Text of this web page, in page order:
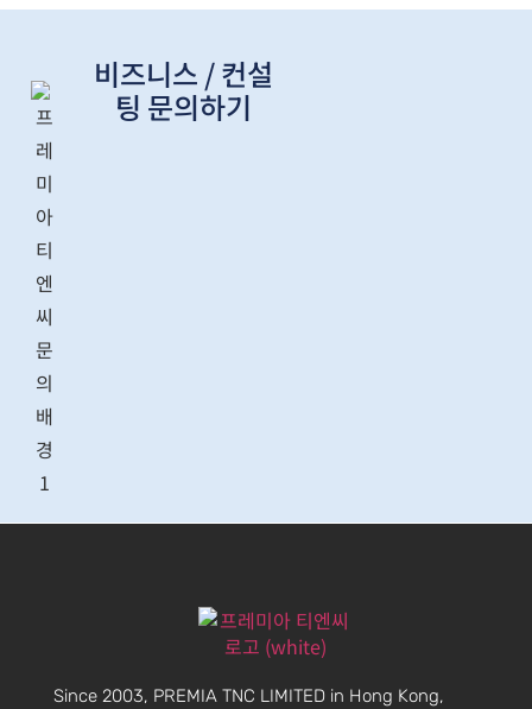
비즈니스 / 컨설
팅 문의하기
Since 2003, PREMIA TNC LIMITED in Hong Kong,